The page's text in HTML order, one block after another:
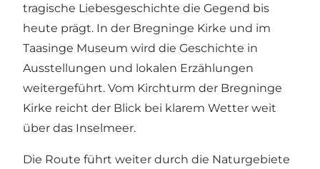
tragische Liebesgeschichte die Gegend bis
heute prägt. In der Bregninge Kirke und im
Taasinge Museum wird die Geschichte in
Ausstellungen und lokalen Erzählungen
weitergeführt. Vom Kirchturm der Bregninge
Kirke reicht der Blick bei klarem Wetter weit
über das Inselmeer.
Die Route führt weiter durch die Naturgebiete